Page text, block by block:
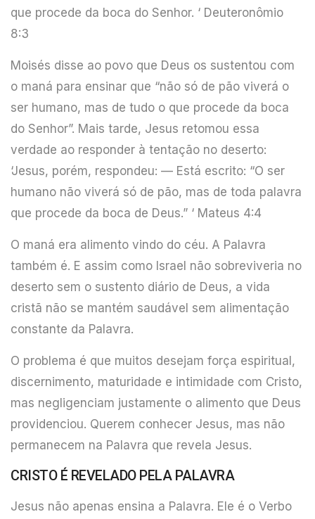
que procede da boca do Senhor. ‘ Deuteronômio
8:3
Moisés disse ao povo que Deus os sustentou com
o maná para ensinar que “não só de pão viverá o
ser humano, mas de tudo o que procede da boca
do Senhor”. Mais tarde, Jesus retomou essa
verdade ao responder à tentação no deserto:
‘Jesus, porém, respondeu: — Está escrito: “O ser
humano não viverá só de pão, mas de toda palavra
que procede da boca de Deus.” ‘ Mateus 4:4
O maná era alimento vindo do céu. A Palavra
também é. E assim como Israel não sobreviveria no
deserto sem o sustento diário de Deus, a vida
cristã não se mantém saudável sem alimentação
constante da Palavra.
O problema é que muitos desejam força espiritual,
discernimento, maturidade e intimidade com Cristo,
mas negligenciam justamente o alimento que Deus
providenciou. Querem conhecer Jesus, mas não
permanecem na Palavra que revela Jesus.
CRISTO É REVELADO PELA PALAVRA
Jesus não apenas ensina a Palavra. Ele é o Verbo